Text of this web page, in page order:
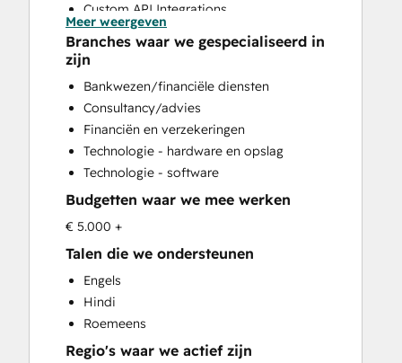
Custom API Integrations
Customer Marketing
Customer Success Training
Customer Survey and Analysis
Email Marketing
Full Inbound Marketing Services
Help Desk Implementation
HubSpot Onboarding
Knowledge Base Development
Marketing Hub Enterprise Onboarding
Marketing Hub Professional Onboarding
Sales and Marketing Alignment
Sales Coaching and Training
Sales Enablement
Sales Hub Enterprise Onboarding
Meer weergeven
Branches waar we gespecialiseerd in
zijn
Bankwezen/financiële diensten
Consultancy/advies
Financiën en verzekeringen
Technologie - hardware en opslag
Technologie - software
Budgetten waar we mee werken
€ 5.000 +
Talen die we ondersteunen
Engels
Hindi
Roemeens
Regio's waar we actief zijn